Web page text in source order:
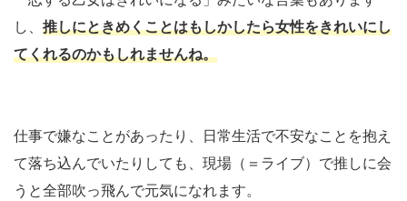
し、 推しにときめくことはもしかしたら女性をきれいにし
てくれるのかもしれませんね。
仕事で嫌なことがあったり、日常生活で不安なことを抱え
て落ち込んでいたりしても、現場（＝ライブ）で推しに会
うと全部吹っ飛んで元気になれます。